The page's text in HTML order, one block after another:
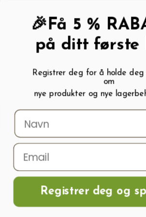
Menu Søk Logg
Hjem
FALLOW
🎉Få 5 %
på ditt første
Registrer deg for å holde
om
nye produkter og nye
Registrer deg og